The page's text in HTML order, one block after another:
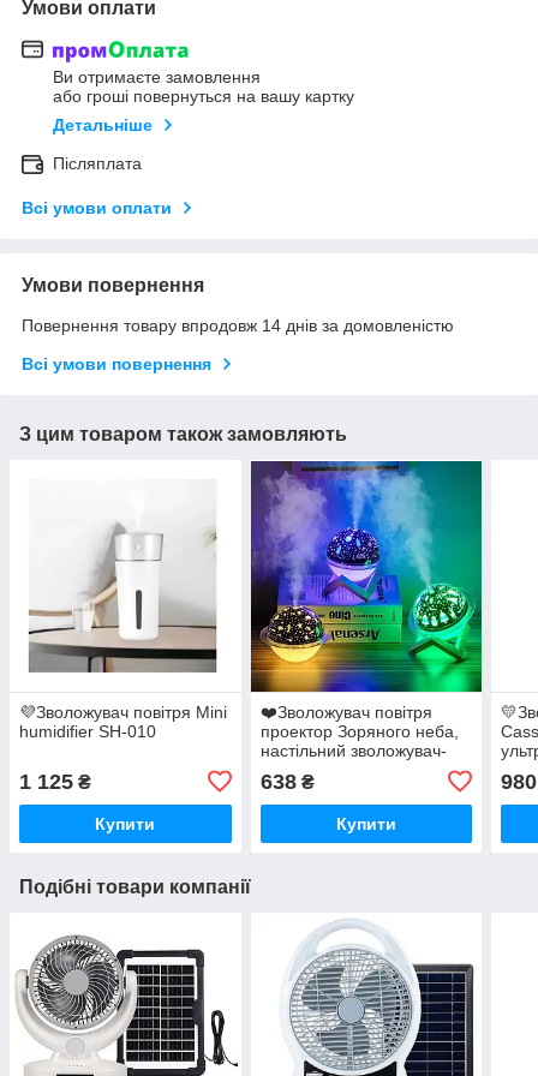
Умови оплати
Ви отримаєте замовлення
або гроші повернуться на вашу картку
Детальніше
Післяплата
Всі умови оплати
Умови повернення
Повернення товару впродовж 14 днів за домовленістю
Всі умови повернення
З цим товаром також замовляють
💜Зволожувач повітря Mini
humidifier SH-010
1 125 ₴
Купити
❤️Зволожувач повітря
проектор Зоряного неба,
настільний зволожувач-
638₴
Купити
980
Подібні товари компанії